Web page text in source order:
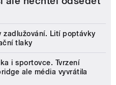
zadlužování. Lití poptávky
tlaky
i sportovce. Tvrzení
ale média vyvrátila